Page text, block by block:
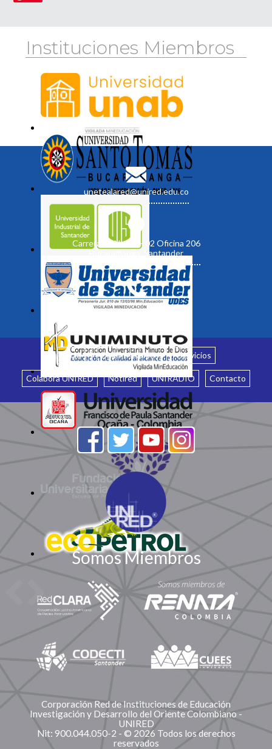
Instituciones Miembros
unetealared@unired.edu.co
Carrera 19 No. 35 - 02 Oficina 206
Bucaramanga, Santander
Inicio ¿Quiénes somos? Servicios
Colabora UNIRED Notired UNIRADIO Contacto
Somos Miembros
Corporación Red de Instituciones de Educación
Investigación y Desarrollo del Oriente Colombiano -
UNIRED
Nit: 900.044.050-2 - © 2026 Todos los derechos
reservados